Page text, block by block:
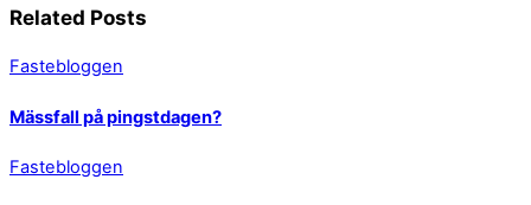
Related Posts
Fastebloggen
Mässfall på pingstdagen?
Fastebloggen